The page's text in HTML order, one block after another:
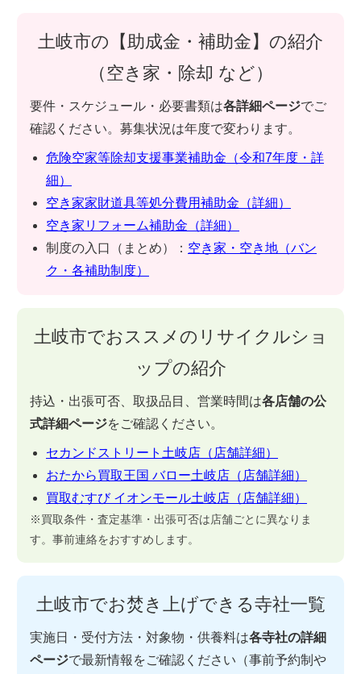
土岐市の【助成金・補助金】の紹介
（空き家・除却 など）
要件・スケジュール・必要書類は各詳細ページでご
確認ください。募集状況は年度で変わります。
危険空家等除却支援事業補助金（令和7年度・詳
細）
空き家家財道具等処分費用補助金（詳細）
空き家リフォーム補助金（詳細）
制度の入口（まとめ）： 空き家・空き地（バン
ク・各補助制度）
土岐市でおススメのリサイクルショ
ップの紹介
持込・出張可否、取扱品目、営業時間は各店舗の公
式詳細ページをご確認ください。
セカンドストリート土岐店（店舗詳細）
おたから買取王国 バロー土岐店（店舗詳細）
買取むすび イオンモール土岐店（店舗詳細）
※買取条件・査定基準・出張可否は店舗ごとに異なりま
す。事前連絡をおすすめします。
土岐市でお焚き上げできる寺社一覧
実施日・受付方法・対象物・供養料は各寺社の詳細
ページで最新情報をご確認ください（事前予約制や